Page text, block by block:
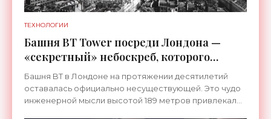
ТЕХНОЛОГИИ
Башня BT Tower посреди Лондона —
«секретный» небоскреб, которого
никогда не существовало -
«Технологии»
Башня BT в Лондоне на протяжении десятилетий
оставалась официально несуществующей. Это чудо
инженерной мысли высотой 189 метров привлекало